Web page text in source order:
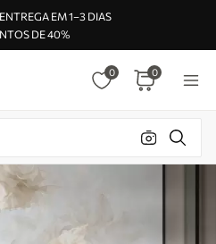
EM 1–3 DIAS
DE 40%
0 0